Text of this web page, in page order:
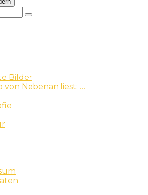
Bilder
von Nebenan liest: …